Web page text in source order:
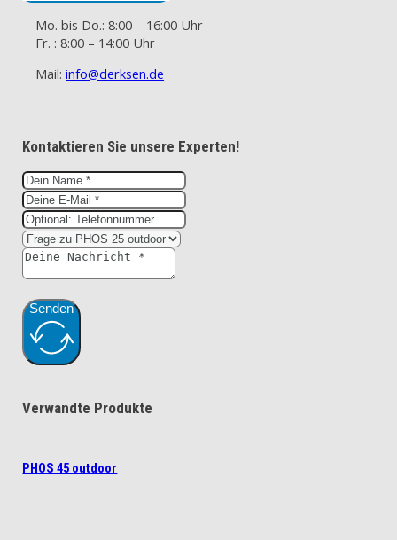
Mo. bis Do.: 8:00 – 16:00 Uhr
Fr. : 8:00 – 14:00 Uhr
Mail:info@derksen.de
Kontaktieren Sie unsere Experten!
Senden
Verwandte Produkte
PHOS 45 outdoor